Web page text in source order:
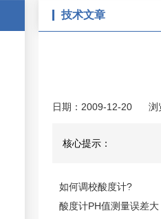
技术文章
日期：2009-12-20 浏
核心提示：
如何调校酸度计?
酸度计PH值测量误差